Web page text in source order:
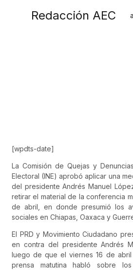
Redacción AEC
[wpdts-date]
La Comisión de Quejas y
Electoral (INE) aprobó aplicar una
del presidente Andrés Manuel
retirar el material de la conferencia
de abril, en donde presumió los
sociales en Chiapas, Oaxaca y
El PRD y Movimiento Ciudadano
en contra del presidente Andrés
luego de que el viernes 16 de
prensa matutina habló sobre los